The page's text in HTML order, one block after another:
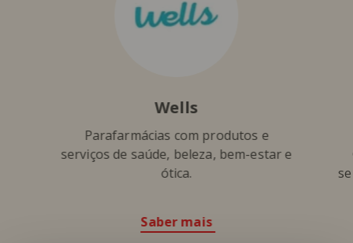
Wells
Parafarmácias com produtos e
serviços de saúde, beleza, bem-estar e
ótica.
Saber mais